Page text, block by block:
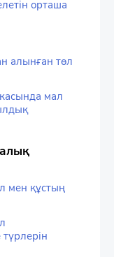
орташа
алынған төл
мал
мен құстың